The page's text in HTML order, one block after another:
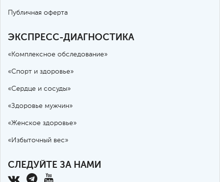
Публичная оферта
ЭКСПРЕСС-ДИАГНОСТИКА
«Комплексное обследование»
«Спорт и здоровье»
«Сердце и сосуды»
«Здоровье мужчин»
«Женское здоровье»
«Избыточный вес»
СЛЕДУЙТЕ ЗА НАМИ